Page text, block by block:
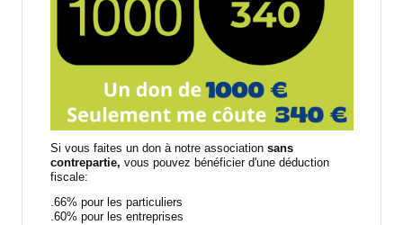
Si vous faites un don à notre associationsans
contrepartie, vous pouvez bénéficier d'une déduction
fiscale:
.66% pour les particuliers
.60% pour les entreprises